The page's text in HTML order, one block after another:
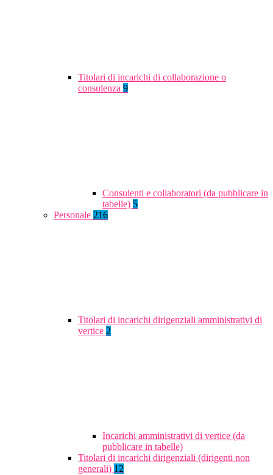
Titolari di incarichi di collaborazione o
consulenza 9
Consulenti e collaboratori (da pubblicare in
tabelle) 5
Personale 216
Titolari di incarichi dirigenziali amministrativi di
vertice 2
Incarichi amministrativi di vertice (da
pubblicare in tabelle)
Titolari di incarichi dirigenziali (dirigenti non
generali) 12